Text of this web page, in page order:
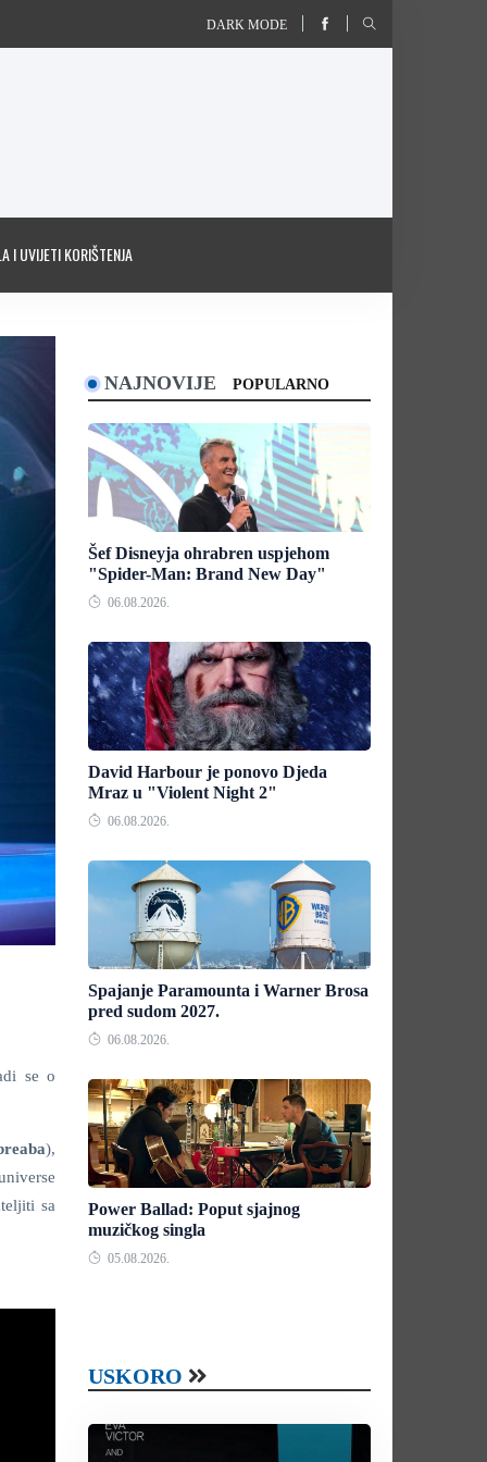
DARK MODE
I UVIJETI KORIŠTENJA
se o
),
sa
NAJNOVIJE POPULARNO
Šef Disneyja ohrabren uspjehom
"Spider-Man: Brand New Day"
06.08.2026.
David Harbour je ponovo Djeda
Mraz u "Violent Night 2"
06.08.2026.
Spajanje Paramounta i Warner Brosa
pred sudom 2027.
06.08.2026.
Power Ballad: Poput sjajnog
muzičkog singla
05.08.2026.
USKORO